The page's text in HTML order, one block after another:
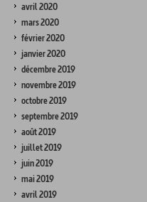
avril 2020
mars 2020
février 2020
janvier 2020
décembre 2019
novembre 2019
octobre 2019
septembre 2019
août 2019
juillet 2019
juin 2019
mai 2019
avril 2019